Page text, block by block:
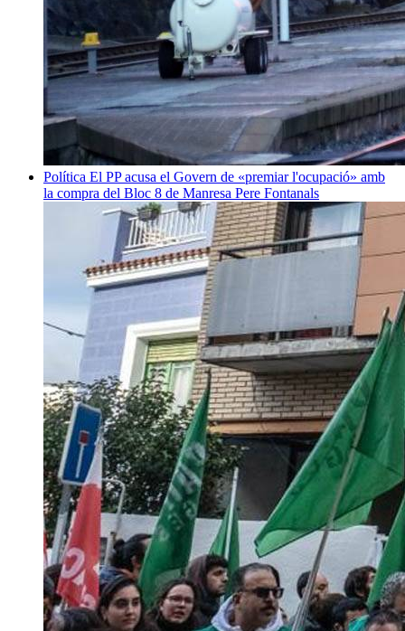
Política El PP acusa el Govern de «premiar l'ocupació» amb
la compra del Bloc 8 de Manresa Pere Fontanals